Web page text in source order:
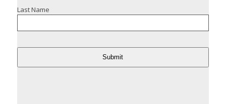
Last Name
Submit